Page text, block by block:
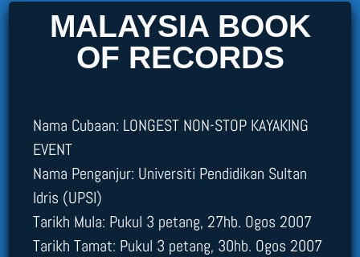
MALAYSIA BOOK
OF RECORDS
Nama Cubaan: LONGEST NON-STOP KAYAKING
EVENT
Nama Penganjur: Universiti Pendidikan Sultan
Idris (UPSI)
Tarikh Mula: Pukul 3 petang, 27hb. Ogos 2007
Tarikh Tamat: Pukul 3 petang, 30hb. Ogos 2007